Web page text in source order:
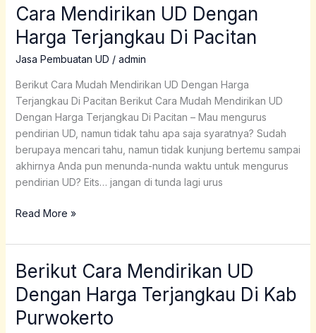
Cara Mendirikan UD Dengan
Harga Terjangkau Di Pacitan
Jasa Pembuatan UD / admin
Berikut Cara Mudah Mendirikan UD Dengan Harga
Terjangkau Di Pacitan Berikut Cara Mudah Mendirikan UD
Dengan Harga Terjangkau Di Pacitan – Mau mengurus
pendirian UD, namun tidak tahu apa saja syaratnya? Sudah
berupaya mencari tahu, namun tidak kunjung bertemu sampai
akhirnya Anda pun menunda-nunda waktu untuk mengurus
pendirian UD? Eits… jangan di tunda lagi urus
Cara
UD
Dengan
Terjangkau
Di
Pacitan
Read More »
Berikut Cara Mendirikan UD
Dengan Harga Terjangkau Di Kab
Purwokerto
Berikut
Mendirikan
UD